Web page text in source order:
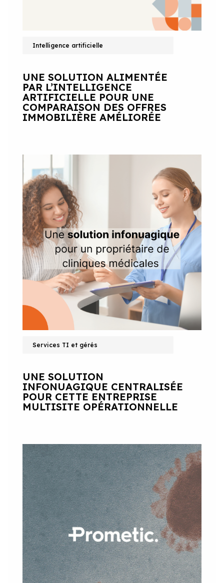
Intelligence artificielle
UNE SOLUTION ALIMENTÉE
PAR L’INTELLIGENCE
ARTIFICIELLE POUR UNE
COMPARAISON DES OFFRES
IMMOBILIÈRE AMÉLIORÉE
Services TI et gérés
UNE SOLUTION
INFONUAGIQUE CENTRALISÉE
POUR CETTE ENTREPRISE
MULTISITE OPÉRATIONNELLE